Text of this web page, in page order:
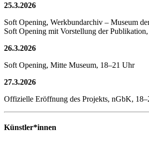
25.3.2026
Soft Opening, Werkbundarchiv – Museum
Soft Opening mit Vorstellung der
26.3.2026
Soft Opening, Mitte Museum, 18–21 Uhr
27.3.2026
Offizielle Eröffnung des Projekts, nGbK,
Künstler*innen